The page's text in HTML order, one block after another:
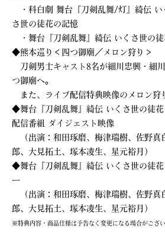
・科白劇 舞台『刀剣乱舞/灯』綺伝 い
さ世の徒花の記憶
・舞台『刀剣乱舞』綺伝 いくさ世の徒
◆熊本巡り＜四つ御廟／メロン狩り＞
刀剣男士キャスト8名が細川忠興・細
つ御廟へ。
また、ライブ配信特典映像のメロン狩
◆舞台『刀剣乱舞』綺伝 いくさ世の徒
配信番組 ダイジェスト映像
（出演：和田琢磨、梅津瑞樹、佐野真
郎、大見拓土、塚本凌生、星元裕月）
◆舞台『刀剣乱舞』綺伝 いくさ世の徒花
ー
（出演：和田琢磨、梅津瑞樹、佐野真
郎、大見拓土、塚本凌生、星元裕月）
※特典内容・商品仕様は予告なく変更になる場合がござ